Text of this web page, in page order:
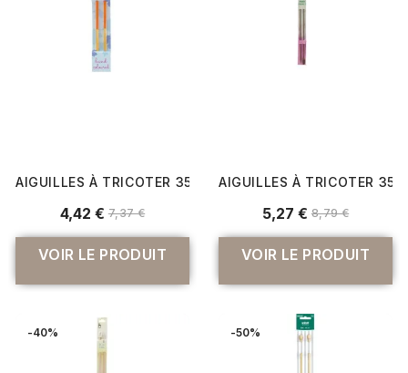
AIGUILLES À TRICOTER 35 CM BOIS FLAIR DU N°3 AU 10 -
4,42 € 7,37 €
VOIR LE PRODUIT
AIGUILLES À TRICOTER 35
5,27 € 8,79 €
VOIR LE PRODUIT
-40% -50%